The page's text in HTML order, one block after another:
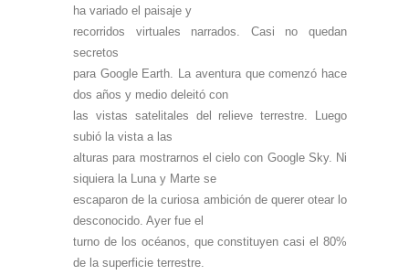
ha variado el paisaje y
recorridos virtuales narrados. Casi no quedan
secretos
para Google Earth. La aventura que comenzó hace
dos años y medio deleitó con
las vistas satelitales del relieve terrestre. Luego
subió la vista a las
alturas para mostrarnos el cielo con Google Sky. Ni
siquiera la Luna y Marte se
escaparon de la curiosa ambición de querer otear lo
desconocido. Ayer fue el
turno de los océanos, que constituyen casi el 80%
de la superficie terrestre.